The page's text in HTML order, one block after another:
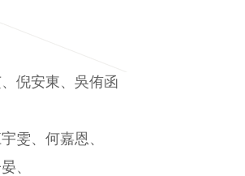
倪安東、吳侑函
雯、何嘉恩、
、